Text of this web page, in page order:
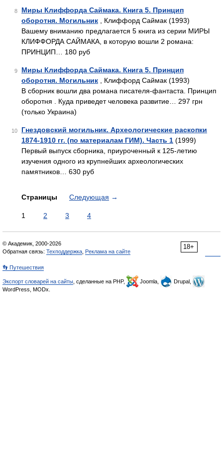
8
Миры Клиффорда Саймака. Книга 5. Принцип
оборотня. Могильник , Клиффорд Саймак (1993)
Вашему вниманию предлагается 5 книга из серии МИРЫ
КЛИФФОРДА САЙМАКА, в которую вошли 2 романа:
ПРИНЦИП… 180 руб
9
Миры Клиффорда Саймака. Книга 5. Принцип
оборотня. Могильник , Клиффорд Саймак (1993)
В сборник вошли два романа писателя-фантаста. Принцип
оборотня . Куда приведет человека развитие… 297 грн
(только Украина)
10
Гнездовский могильник. Археологические раскопки
1874-1910 гг. (по материалам ГИМ). Часть 1 (1999)
Первый выпуск сборника, приуроченный к 125-летию
изучения одного из крупнейших археологических
памятников… 630 руб
Страницы Следующая →
1 2 3 4
18+
© Академик, 2000-2026
Обратная связь: Техподдержка Реклама на сайте
👣 Путешествия
Экспорт словарей на сайты , сделанные на PHP, Joomla,
Drupal,
WordPress, MODx.